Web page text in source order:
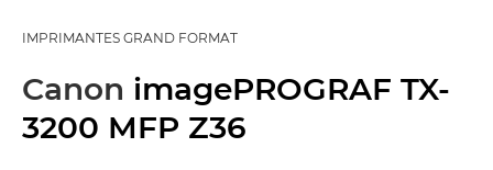
IMPRIMANTES GRAND FORMAT
Canon imagePROGRAF TX-
3200 MFP Z36